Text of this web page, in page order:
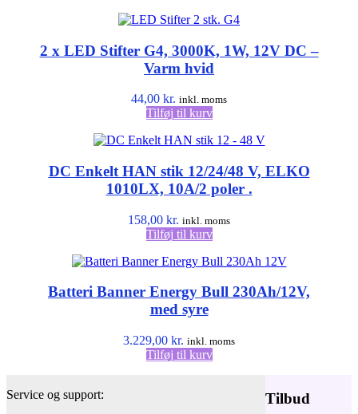
2 x LED Stifter G4, 3000K, 1W, 12V DC –
Varm hvid
44,00 kr. inkl. moms
Tilføj til kurv
DC Enkelt HAN stik 12/24/48 V, ELKO
1010LX, 10A/2 poler .
158,00 kr. inkl. moms
Tilføj til kurv
Batteri Banner Energy Bull 230Ah/12V,
med syre
3.229,00 kr. inkl. moms
Tilføj til kurv
Tilbud
Service og support: